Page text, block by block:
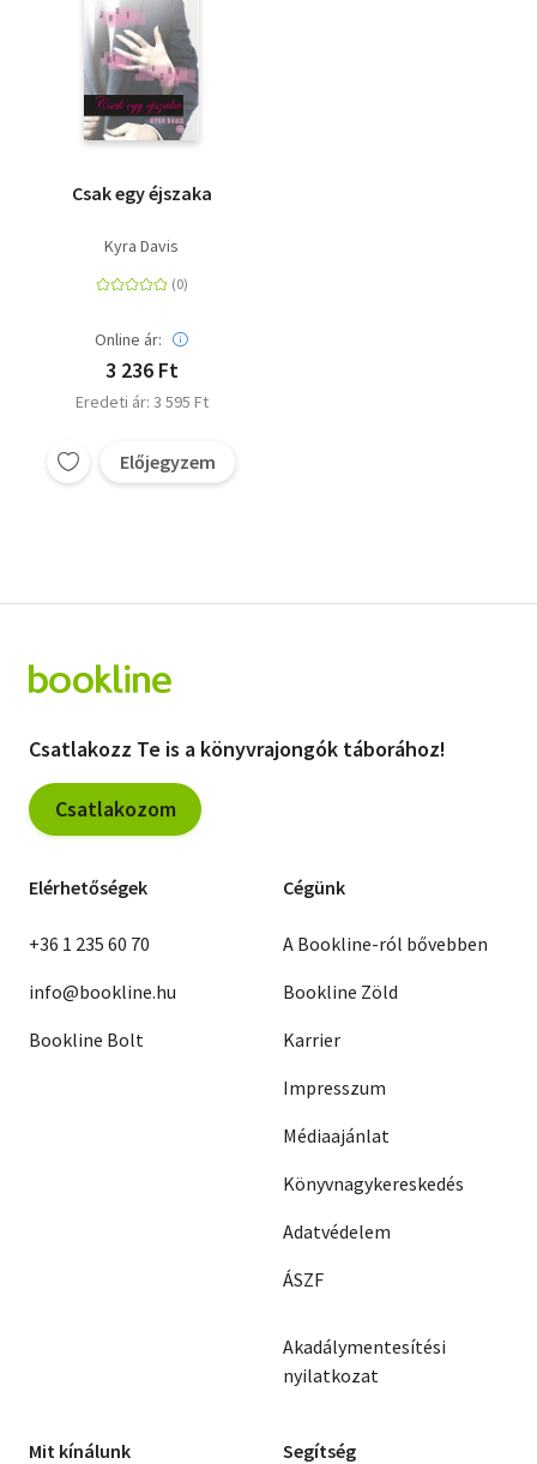
Csak egy éjszaka
Kyra Davis
Online ár:
3 236 Ft
Eredeti ár: 3 595 Ft
Előjegyzem
Csatlakozz Te is a könyvrajongók táborához!
Csatlakozom
Elérhetőségek
+36 1 235 60 70
info@bookline.hu
Bookline Bolt
Cégünk
A Bookline-ról bővebben
Bookline Zöld
Karrier
Impresszum
Médiaajánlat
Könyvnagykereskedés
Adatvédelem
ÁSZF
Akadálymentesítési
nyilatkozat
Mit kínálunk Segítség